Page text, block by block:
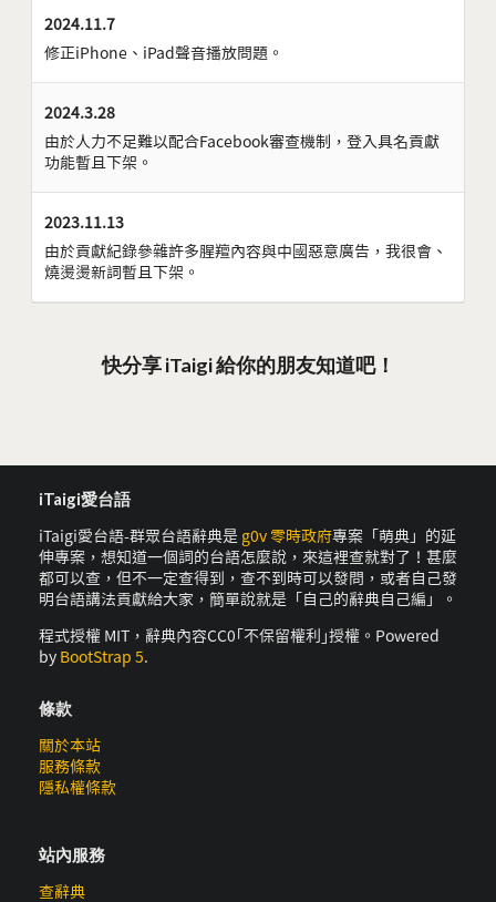
2024.11.7
修正iPhone、iPad聲音播放問題。
2024.3.28
由於人力不足難以配合Facebook審查機制，登入具名貢獻
功能暫且下架。
2023.11.13
由於貢獻紀錄參雜許多腥羶內容與中國惡意廣告，我很會、
燒燙燙新詞暫且下架。
快分享 iTaigi 給你的朋友知道吧！
iTaigi愛台語
iTaigi愛台語-群眾台語辭典是 g0v 零時政府專案「萌典」的延
伸專案，想知道一個詞的台語怎麼說，來這裡查就對了！甚麼
都可以查，但不一定查得到，查不到時可以發問，或者自己發
明台語講法貢獻給大家，簡單說就是「自己的辭典自己編」。
程式授權 MIT，辭典內容CC0｢不保留權利｣授權。Powered
by BootStrap 5.
條款
關於本站
服務條款
隱私權條款
站內服務
查辭典